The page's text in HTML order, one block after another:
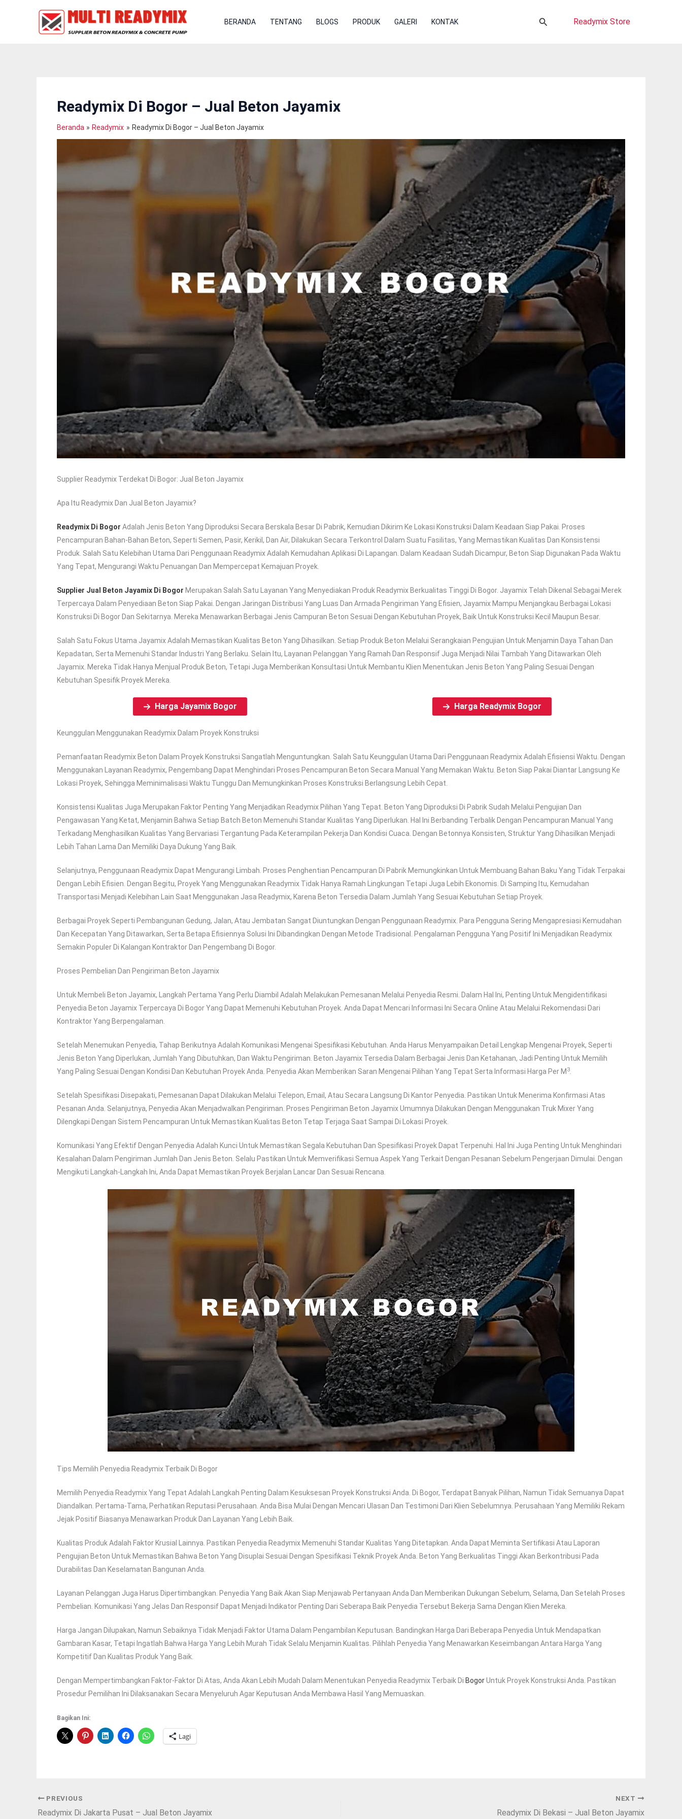
BERANDA TENTANG BLOGS PRODUK GALERI KONTAK Cari Readymix Store
Readymix Di Bogor – Jual Beton Jayamix
Beranda Readymix Readymix Di Bogor – Jual Beton Jayamix
Supplier Readymix Terdekat Di Bogor: Jual Beton Jayamix
Apa Itu Readymix Dan Jual Beton Jayamix?
Readymix Di Bogor Adalah Jenis Beton Yang Diproduksi Secara Berskala Besar Di Pabrik, Kemudian Dikirim Ke Lokasi Konstruksi Dalam Keadaan Siap Pakai. Proses
Pencampuran Bahan-Bahan Beton, Seperti Semen, Pasir, Kerikil, Dan Air, Dilakukan Secara Terkontrol Dalam Suatu Fasilitas, Yang Memastikan Kualitas Dan Konsistensi
Produk. Salah Satu Kelebihan Utama Dari Penggunaan Readymix Adalah Kemudahan Aplikasi Di Lapangan. Dalam Keadaan Sudah Dicampur, Beton Siap Digunakan Pada Waktu
Yang Tepat, Mengurangi Waktu Penuangan Dan Mempercepat Kemajuan Proyek.
Supplier Jual Beton Jayamix Di Bogor Merupakan Salah Satu Layanan Yang Menyediakan Produk Readymix Berkualitas Tinggi Di Bogor. Jayamix Telah Dikenal Sebagai Merek
Terpercaya Dalam Penyediaan Beton Siap Pakai. Dengan Jaringan Distribusi Yang Luas Dan Armada Pengiriman Yang Efisien, Jayamix Mampu Menjangkau Berbagai Lokasi
Konstruksi Di Bogor Dan Sekitarnya. Mereka Menawarkan Berbagai Jenis Campuran Beton Sesuai Dengan Kebutuhan Proyek, Baik Untuk Konstruksi Kecil Maupun Besar.
Salah Satu Fokus Utama Jayamix Adalah Memastikan Kualitas Beton Yang Dihasilkan. Setiap Produk Beton Melalui Serangkaian Pengujian Untuk Menjamin Daya Tahan Dan
Kepadatan, Serta Memenuhi Standar Industri Yang Berlaku. Selain Itu, Layanan Pelanggan Yang Ramah Dan Responsif Juga Menjadi Nilai Tambah Yang Ditawarkan Oleh
Jayamix. Mereka Tidak Hanya Menjual Produk Beton, Tetapi Juga Memberikan Konsultasi Untuk Membantu Klien Menentukan Jenis Beton Yang Paling Sesuai Dengan
Kebutuhan Spesifik Proyek Mereka.
Harga Jayamix Bogor Harga Readymix Bogor
Keunggulan Menggunakan Readymix Dalam Proyek Konstruksi
Pemanfaatan Readymix Beton Dalam Proyek Konstruksi Sangatlah Menguntungkan. Salah Satu Keunggulan Utama Dari Penggunaan Readymix Adalah Efisiensi Waktu. Dengan
Menggunakan Layanan Readymix, Pengembang Dapat Menghindari Proses Pencampuran Beton Secara Manual Yang Memakan Waktu. Beton Siap Pakai Diantar Langsung Ke
Lokasi Proyek, Sehingga Meminimalisasi Waktu Tunggu Dan Memungkinkan Proses Konstruksi Berlangsung Lebih Cepat.
Konsistensi Kualitas Juga Merupakan Faktor Penting Yang Menjadikan Readymix Pilihan Yang Tepat. Beton Yang Diproduksi Di Pabrik Sudah Melalui Pengujian Dan
Pengawasan Yang Ketat, Menjamin Bahwa Setiap Batch Beton Memenuhi Standar Kualitas Yang Diperlukan. Hal Ini Berbanding Terbalik Dengan Pencampuran Manual Yang
Terkadang Menghasilkan Kualitas Yang Bervariasi Tergantung Pada Keterampilan Pekerja Dan Kondisi Cuaca. Dengan Betonnya Konsisten, Struktur Yang Dihasilkan Menjadi
Lebih Tahan Lama Dan Memiliki Daya Dukung Yang Baik.
Selanjutnya, Penggunaan Readymix Dapat Mengurangi Limbah. Proses Penghentian Pencampuran Di Pabrik Memungkinkan Untuk Membuang Bahan Baku Yang Tidak Terpakai
Dengan Lebih Efisien. Dengan Begitu, Proyek Yang Menggunakan Readymix Tidak Hanya Ramah Lingkungan Tetapi Juga Lebih Ekonomis. Di Samping Itu, Kemudahan
Transportasi Menjadi Kelebihan Lain Saat Menggunakan Jasa Readymix, Karena Beton Tersedia Dalam Jumlah Yang Sesuai Kebutuhan Setiap Proyek.
Berbagai Proyek Seperti Pembangunan Gedung, Jalan, Atau Jembatan Sangat Diuntungkan Dengan Penggunaan Readymix. Para Pengguna Sering Mengapresiasi Kemudahan
Dan Kecepatan Yang Ditawarkan, Serta Betapa Efisiennya Solusi Ini Dibandingkan Dengan Metode Tradisional. Pengalaman Pengguna Yang Positif Ini Menjadikan Readymix
Semakin Populer Di Kalangan Kontraktor Dan Pengembang Di Bogor.
Proses Pembelian Dan Pengiriman Beton Jayamix
Untuk Membeli Beton Jayamix, Langkah Pertama Yang Perlu Diambil Adalah Melakukan Pemesanan Melalui Penyedia Resmi. Dalam Hal Ini, Penting Untuk Mengidentifikasi
Penyedia Beton Jayamix Terpercaya Di Bogor Yang Dapat Memenuhi Kebutuhan Proyek. Anda Dapat Mencari Informasi Ini Secara Online Atau Melalui Rekomendasi Dari
Kontraktor Yang Berpengalaman.
Setelah Menemukan Penyedia, Tahap Berikutnya Adalah Komunikasi Mengenai Spesifikasi Kebutuhan. Anda Harus Menyampaikan Detail Lengkap Mengenai Proyek, Seperti
Jenis Beton Yang Diperlukan, Jumlah Yang Dibutuhkan, Dan Waktu Pengiriman. Beton Jayamix Tersedia Dalam Berbagai Jenis Dan Ketahanan, Jadi Penting Untuk Memilih
Yang Paling Sesuai Dengan Kondisi Dan Kebutuhan Proyek Anda. Penyedia Akan Memberikan Saran Mengenai Pilihan Yang Tepat Serta Informasi Harga Per M 3.
Setelah Spesifikasi Disepakati, Pemesanan Dapat Dilakukan Melalui Telepon, Email, Atau Secara Langsung Di Kantor Penyedia. Pastikan Untuk Menerima Konfirmasi Atas
Pesanan Anda. Selanjutnya, Penyedia Akan Menjadwalkan Pengiriman. Proses Pengiriman Beton Jayamix Umumnya Dilakukan Dengan Menggunakan Truk Mixer Yang
Dilengkapi Dengan Sistem Pencampuran Untuk Memastikan Kualitas Beton Tetap Terjaga Saat Sampai Di Lokasi Proyek.
Komunikasi Yang Efektif Dengan Penyedia Adalah Kunci Untuk Memastikan Segala Kebutuhan Dan Spesifikasi Proyek Dapat Terpenuhi. Hal Ini Juga Penting Untuk Menghindari
Kesalahan Dalam Pengiriman Jumlah Dan Jenis Beton. Selalu Pastikan Untuk Memverifikasi Semua Aspek Yang Terkait Dengan Pesanan Sebelum Pengerjaan Dimulai. Dengan
Mengikuti Langkah-Langkah Ini, Anda Dapat Memastikan Proyek Berjalan Lancar Dan Sesuai Rencana.
Tips Memilih Penyedia Readymix Terbaik Di Bogor
Memilih Penyedia Readymix Yang Tepat Adalah Langkah Penting Dalam Kesuksesan Proyek Konstruksi Anda. Di Bogor, Terdapat Banyak Pilihan, Namun Tidak Semuanya Dapat
Diandalkan. Pertama-Tama, Perhatikan Reputasi Perusahaan. Anda Bisa Mulai Dengan Mencari Ulasan Dan Testimoni Dari Klien Sebelumnya. Perusahaan Yang Memiliki Rekam
Jejak Positif Biasanya Menawarkan Produk Dan Layanan Yang Lebih Baik.
Kualitas Produk Adalah Faktor Krusial Lainnya. Pastikan Penyedia Readymix Memenuhi Standar Kualitas Yang Ditetapkan. Anda Dapat Meminta Sertifikasi Atau Laporan
Pengujian Beton Untuk Memastikan Bahwa Beton Yang Disuplai Sesuai Dengan Spesifikasi Teknik Proyek Anda. Beton Yang Berkualitas Tinggi Akan Berkontribusi Pada
Durabilitas Dan Keselamatan Bangunan Anda.
Layanan Pelanggan Juga Harus Dipertimbangkan. Penyedia Yang Baik Akan Siap Menjawab Pertanyaan Anda Dan Memberikan Dukungan Sebelum, Selama, Dan Setelah Proses
Pembelian. Komunikasi Yang Jelas Dan Responsif Dapat Menjadi Indikator Penting Dari Seberapa Baik Penyedia Tersebut Bekerja Sama Dengan Klien Mereka.
Harga Jangan Dilupakan, Namun Sebaiknya Tidak Menjadi Faktor Utama Dalam Pengambilan Keputusan. Bandingkan Harga Dari Beberapa Penyedia Untuk Mendapatkan
Gambaran Kasar, Tetapi Ingatlah Bahwa Harga Yang Lebih Murah Tidak Selalu Menjamin Kualitas. Pilihlah Penyedia Yang Menawarkan Keseimbangan Antara Harga Yang
Kompetitif Dan Kualitas Produk Yang Baik.
Dengan Mempertimbangkan Faktor-Faktor Di Atas, Anda Akan Lebih Mudah Dalam Menentukan Penyedia Readymix Terbaik Di BogorUntuk Proyek Konstruksi Anda. Pastikan
Prosedur Pemilihan Ini Dilaksanakan Secara Menyeluruh Agar Keputusan Anda Membawa Hasil Yang Memuaskan.
Bagikan Ini:
Lagi
PREVIOUS
Readymix Di Jakarta Pusat – Jual Beton Jayamix
NEXT
Readymix Di Bekasi – Jual Beton Jayamix